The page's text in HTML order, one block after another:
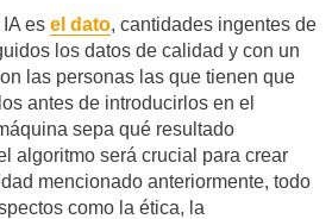
es el dato, cantidades ingentes de
los datos de calidad y con un
las personas las que tienen que
antes de introducirlos en el
sepa qué resultado
algoritmo será crucial para crear
mencionado anteriormente, todo
como la ética, la